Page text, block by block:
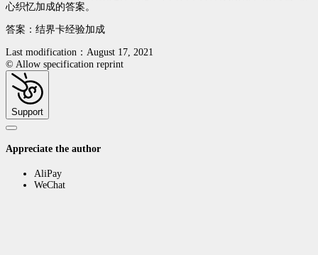
心织忆加成的答案。
答案：结界卡经验加成
Last modification：August 17, 2021
© Allow specification reprint
Support
Appreciate the author
AliPay
WeChat